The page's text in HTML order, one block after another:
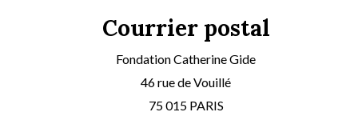
Courrier postal
Fondation Catherine Gide
46 rue de Vouillé
75 015 PARIS